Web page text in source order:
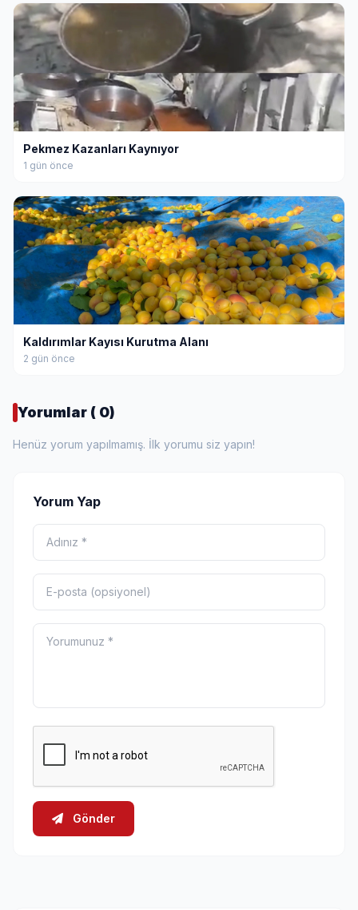
Pekmez Kazanları Kaynıyor
1 gün önce
Kaldırımlar Kayısı Kurutma Alanı
2 gün önce
Yorumlar ( 0)
Henüz yorum yapılmamış. İlk yorumu siz yapın!
Yorum Yap
Gönder